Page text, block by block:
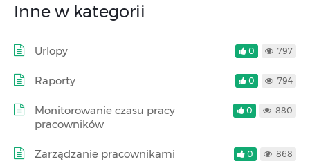
Inne w kategorii
Urlopy 0 797
Raporty 0 794
Monitorowanie czasu pracy
pracowników
0 880
Zarządzanie pracownikami 0 868